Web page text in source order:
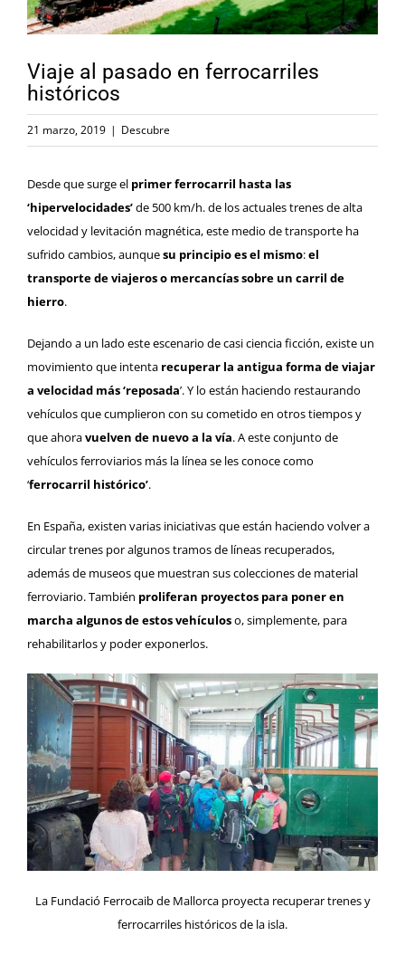
Viaje al pasado en ferrocarriles
históricos
21 marzo, 2019 | Descubre
Desde que surge el primer ferrocarril hasta las
‘hipervelocidades’de 500 km/h. de los actuales trenes de alta
velocidad y levitación magnética, este medio de transporte ha
sufrido cambios, aunquesu principio es el mismo:el
transporte de viajeros o mercancías sobre un carril de
hierro.
Dejando a un lado este escenario de casi ciencia ficción, existe un
movimiento que intenta recuperar la antigua forma de viajar
a velocidad más ‘reposada’. Y lo están haciendo restaurando
vehículos que cumplieron con su cometido en otros tiempos y
que ahoravuelven de nuevo a la vía. A este conjunto de
vehículos ferroviarios más la línea se les conoce como
‘ferrocarril histórico’.
En España, existen varias iniciativas que están haciendo volver a
circular trenes por algunos tramos de líneas recuperados,
además de museos que muestran sus colecciones de material
ferroviario. También proliferan proyectos para poner en
marcha algunos de estos vehículoso, simplemente, para
rehabilitarlos y poder exponerlos.
La Fundació Ferrocaib de Mallorca proyecta recuperar trenes y
ferrocarriles históricos de la isla.